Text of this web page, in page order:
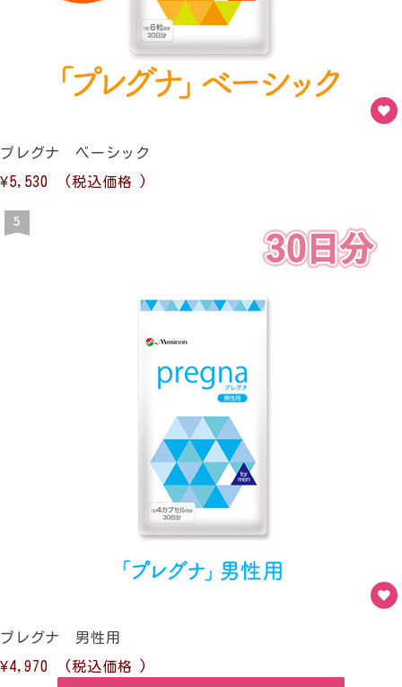
プレグナ ベーシック
¥5,530
(税込価格 )
5
プレグナ 男性用
¥4,970
(税込価格 )